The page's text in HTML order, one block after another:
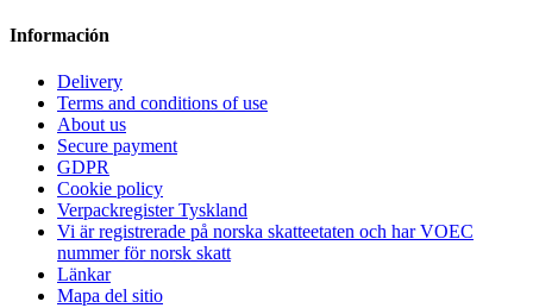
Información
Delivery
Terms and conditions of use
About us
Secure payment
GDPR
Cookie policy
Verpackregister Tyskland
Vi är registrerade på norska skatteetaten och har VOEC
nummer för norsk skatt
Länkar
Mapa del sitio